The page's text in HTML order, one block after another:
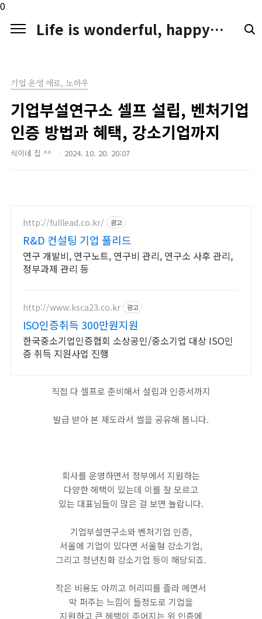
0
본문 바로가기
Life is wonderful, happy. LIFE LOGGER
기업 운영 애로, 노하우
기업부설연구소 셀프 설립, 벤처기업
인증 방법과 혜택, 강소기업까지
식이네 집 ^^ 2024. 10. 20. 20:07
http://fulllead.co.kr/ 광고
R&D 컨설팅 기업 풀리드
연구 개발비, 연구노트, 연구비 관리, 연구소 사후 관리,
정부과제 관리 등
http://www.ksca23.co.kr 광고
ISO인증취득 300만원지원
한국중소기업인증협회 소상공인/중소기업 대상 ISO인
증 취득 지원사업 진행
직접 다 셀프로 준비해서 설립과 인증서까지
발급 받아 본 제도라서 썰을 공유해 봅니다.
회사를 운영하면서 정부에서 지원하는
다양한 헤택이 있는데 이를 잘 모르고
있는 대표님들이 많은 걸 보면 놀랍니다.
​기업부설연구소와 벤처기업 인증,
서울에 기업이 있다면 서울형 강소기업,
그리고 청년친화 강소기업 등이 해당되죠.
작은 비용도 아끼고 허리띠를 졸라 메면서
막 퍼주는 느낌이 들정도로 기업을
지원하고 큰 헤택이 주어지는 위 인증에